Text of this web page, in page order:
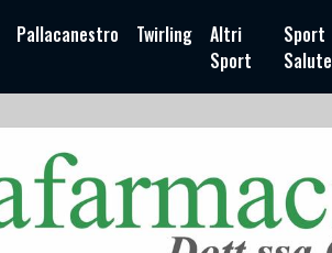
Pallacanestro Twirling
Altri
Sport
Sport
Salute